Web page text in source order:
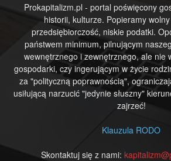
Prokapitalizm.pl - portal poświęcony
historii, kulturze. Popieramy
przedsiębiorczość, niskie podatki.
państwem minimum, pilnującym
wewnętrznego i zewnętrznego, ale nie
gospodarki, czy ingerującym w życie
za "polityczną poprawnością",
usiłującą narzucić "jedynie słuszny"
zajrzeć!
Klauzula RODO
Skontaktuj się z nami: